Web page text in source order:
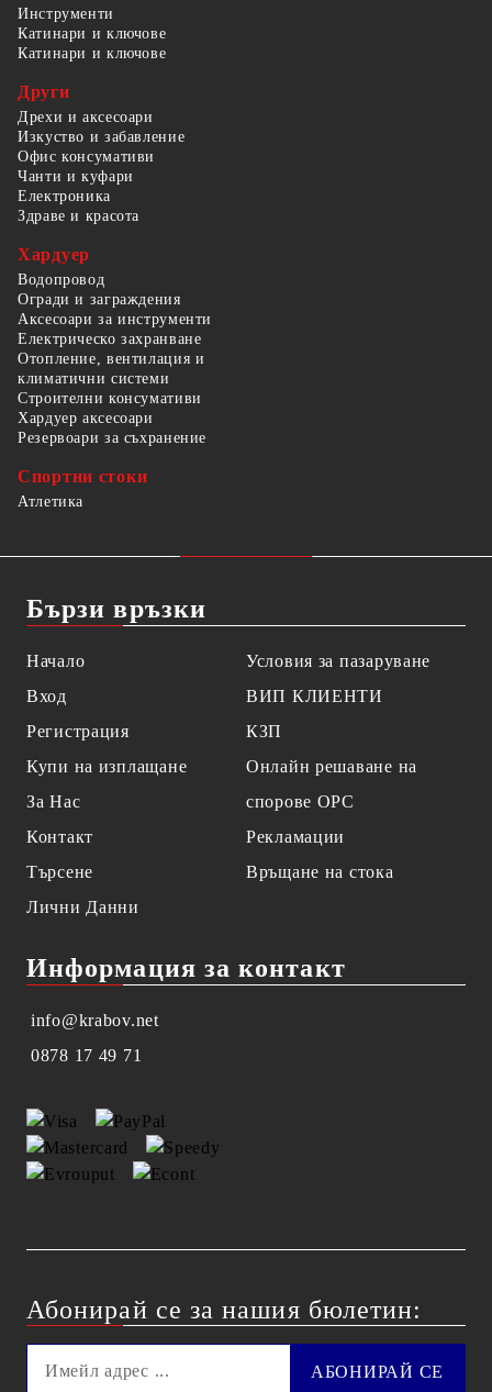
Инструменти
Катинари и ключове
Катинари и ключове
Други
Дрехи и аксесоари
Изкуство и забавление
Офис консумативи
Чанти и куфари
Електроника
Здраве и красота
Хардуер
Водопровод
Огради и заграждения
Аксесоари за инструменти
Електрическо захранване
Отопление, вентилация и
климатични системи
Строителни консумативи
Хардуер аксесоари
Резервоари за съхранение
Спортни стоки
Атлетика
Бързи връзки
Начало
Вход
Регистрация
Купи на изплащане
За Нас
Контакт
Търсене
Лични Данни
Условия за пазаруване
ВИП КЛИЕНТИ
КЗП
Онлайн решаване на
спорове OPC
Рекламации
Връщане на стока
Информация за контакт
info@krabov.net
0878 17 49 71
Абонирай се за нашия бюлетин: